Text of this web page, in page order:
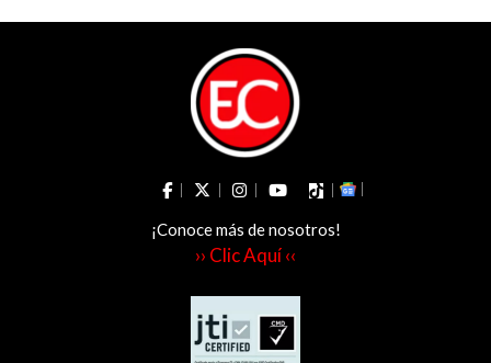
¡Conoce más de nosotros!
›› Clic Aquí ‹‹